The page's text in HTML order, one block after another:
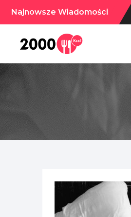
Najnowsze Wiadomości